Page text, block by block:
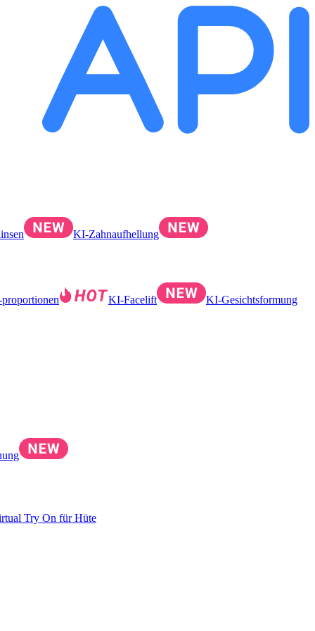
KI-Zahnaufhellung
KI-Facelift
KI-Gesichtsformung
Try On für Hüte